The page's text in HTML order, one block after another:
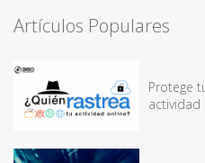
Artículos Populares
Protege
actividad